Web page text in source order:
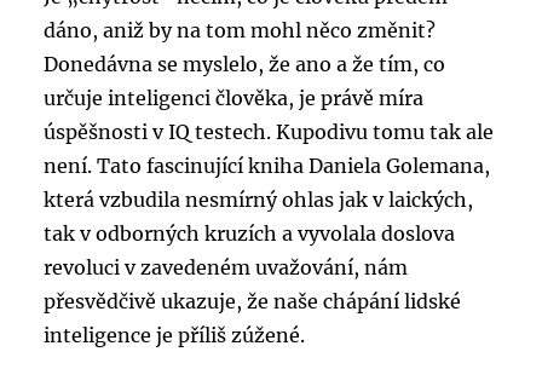
dáno, aniž by na tom mohl něco změnit?
Donedávna se myslelo, že ano a že tím, co
určuje inteligenci člověka, je právě míra
úspěšnosti v IQ testech. Kupodivu tomu tak ale
není. Tato fascinující kniha Daniela Golemana,
která vzbudila nesmírný ohlas jak v laických,
tak v odborných kruzích a vyvolala doslova
revoluci v zavedeném uvažování, nám
přesvědčivě ukazuje, že naše chápání lidské
inteligence je příliš zúžené.